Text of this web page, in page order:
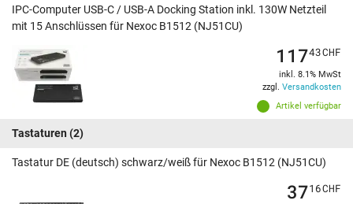
IPC-Computer USB-C / USB-A Docking Station inkl. 130W Netzteil
mit 15 Anschlüssen für Nexoc B1512 (NJ51CU)
Artikel verfügbar
11743CHF
inkl. 8.1% MwSt
zzgl. Versandkosten
Tastaturen (2)
Tastatur DE (deutsch) schwarz/weiß für Nexoc B1512 (NJ51CU)
3716CHF